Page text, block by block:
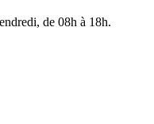
de 08h à 18h.